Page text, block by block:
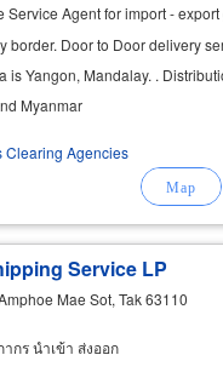
Service Agent for import -
border. Door to Door delivery
is Yangon, Mandalay. .
Myanmar
Clearing Agencies
Service LP
Mae Sot, Tak 63110
กร นำเข้า ส่งออก